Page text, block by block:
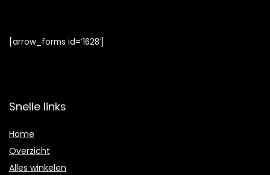
[arrow_forms id=’1628′]
Snelle links
Home
Overzicht
Alles winkelen